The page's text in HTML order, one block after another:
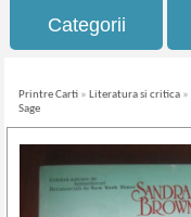
Categorii
Printre Carti » Literatura si critica »
Sage